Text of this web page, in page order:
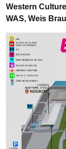
Western
WAS, Weis